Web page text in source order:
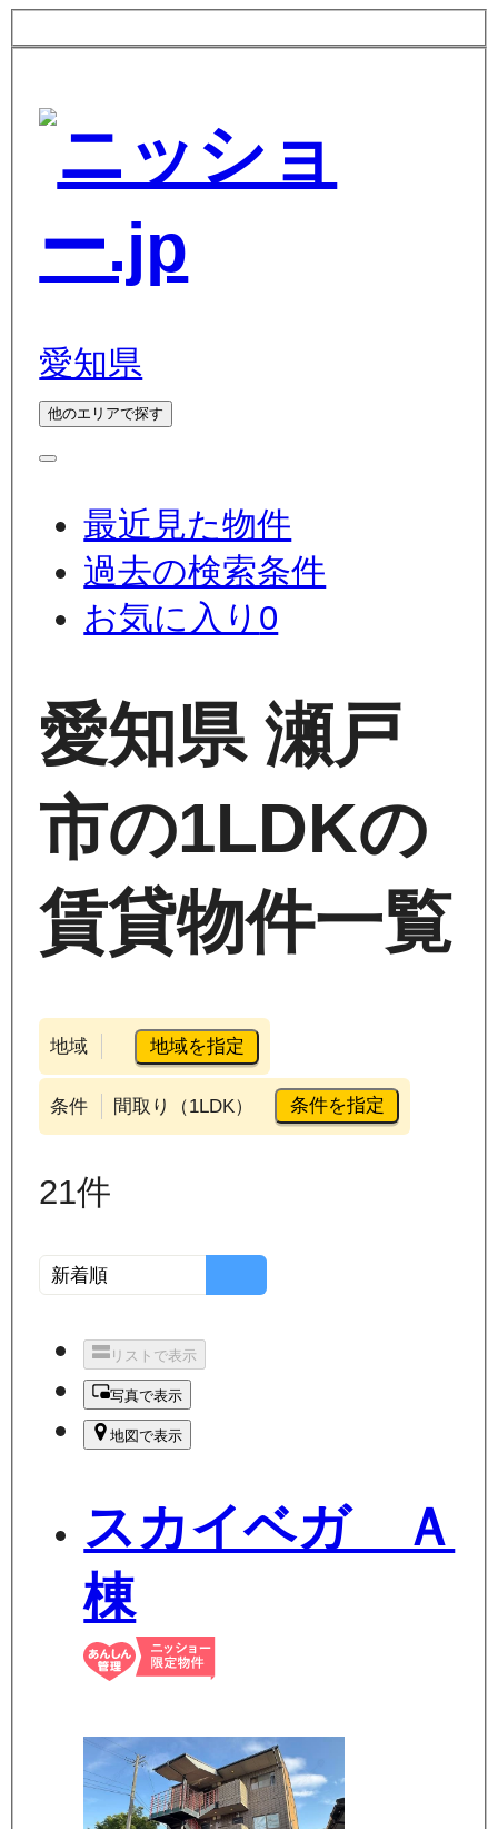
愛知県
他のエリアで探す
最近見た物件
過去の検索条件
お気に入り 0
愛知県 瀬戸
市の1LDKの
賃貸物件一覧
地域 地域を指定
条件 間取り（1LDK） 条件を指定
21件
リストで表示
写真で表示
地図で表示
スカイベガ Ａ
棟